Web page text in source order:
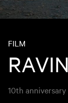
FILM
10th anniversary